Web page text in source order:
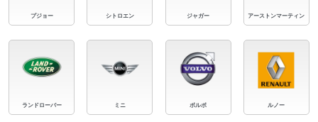
プジョー シトロエン ジャガー アーストンマーティン
ランドローバー ミニ ボルボ ルノー